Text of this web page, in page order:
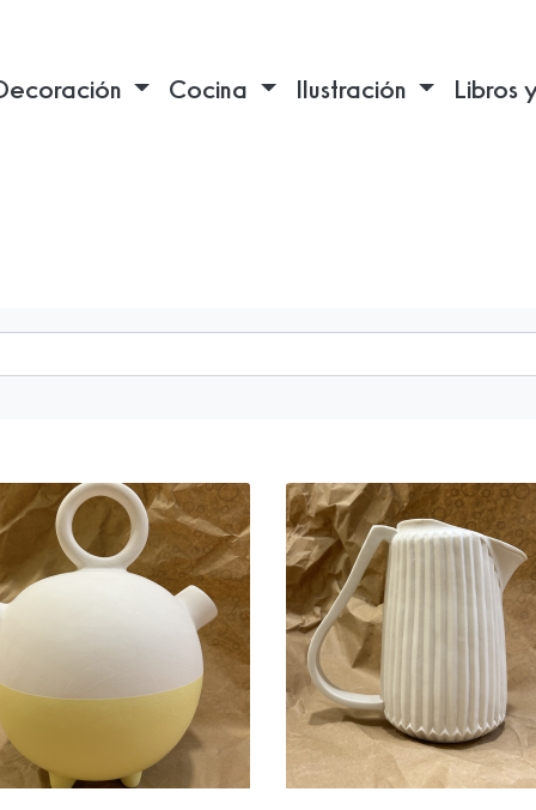
Cocina Ilustración Libros